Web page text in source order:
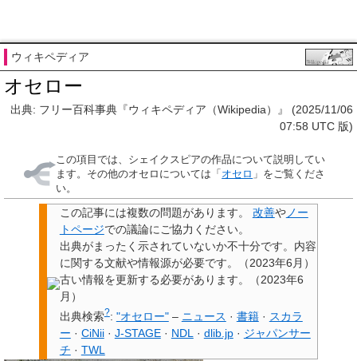
ウィキペディア
オセロー
出典: フリー百科事典『ウィキペディア（Wikipedia）』 (2025/11/06
07:58 UTC 版)
この項目では、シェイクスピアの作品について説明してい
ます。その他のオセロについては「 オセロ 」をご覧くださ
い。
この記事には複数の問題があります。 改善やノー
トページでの議論にご協力ください。
出典がまったく示されていないか不十分です。内容
に関する文献や情報源が必要です。
（2023年6月 ）
古い情報を更新する必要があります。 （2023年6
月 ）
出典検索?: "オセロー"– ニュース · 書籍 · スカラ
ー · CiNii · J-STAGE · NDL · dlib.jp · ジャパンサー
チ · TWL